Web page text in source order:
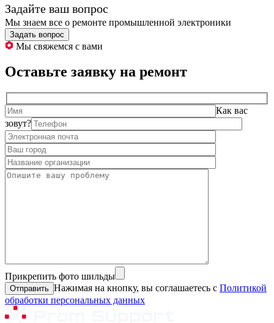
Задайте ваш вопрос
Мы знаем все о ремонте промышленной электроники
Задать вопрос
Мы свяжемся с вами
Оставьте заявку на ремонт
Как вас
зовут?
Прикрепить фото шильды
Нажимая на кнопку, вы соглашаетесь с Политикой
обработки персональных данных